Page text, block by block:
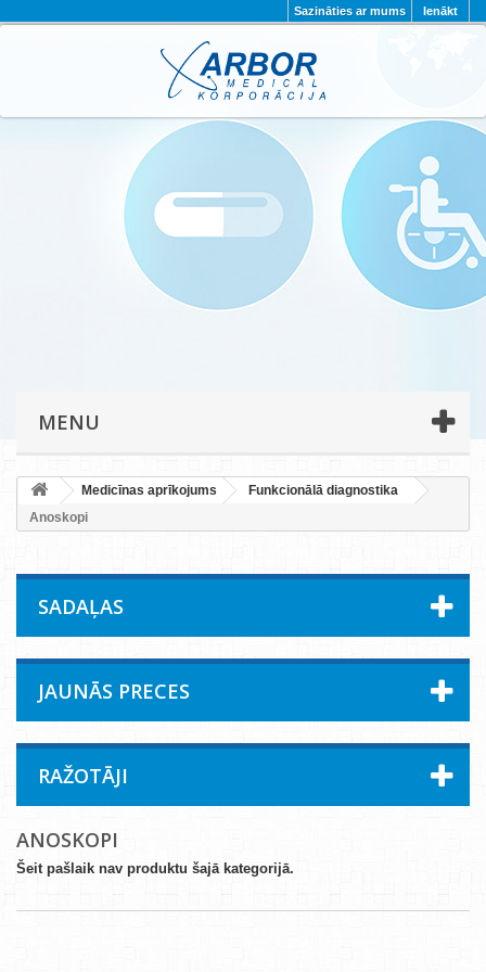
Ienākt
Sazināties ar mums
PAR MUMS PROJEKTI
KONTAKTI
PRIVĀTUMA POLITIKA
MENU
Medicīnas aprīkojums
Funkcionālā diagnostika
Anoskopi
SADAĻAS
JAUNĀS PRECES
RAŽOTĀJI
ANOSKOPI
Šeit pašlaik nav produktu šajā kategorijā.